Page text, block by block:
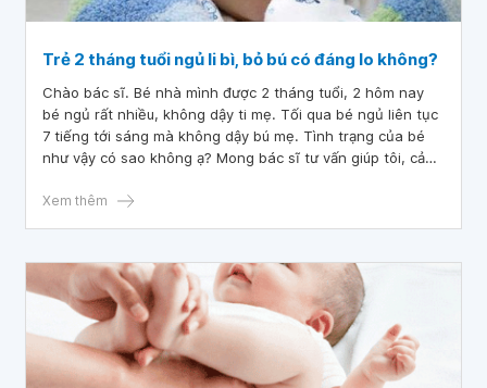
Trẻ 2 tháng tuổi ngủ li bì, bỏ bú có đáng lo không?
Chào bác sĩ. Bé nhà mình được 2 tháng tuổi, 2 hôm nay
bé ngủ rất nhiều, không dậy ti mẹ. Tối qua bé ngủ liên tục
7 tiếng tới sáng mà không dậy bú mẹ. Tình trạng của bé
như vậy có sao không ạ? Mong bác sĩ tư vấn giúp tôi, cảm
Xem thêm